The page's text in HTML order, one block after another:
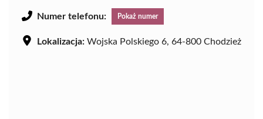
Numer telefonu: Pokaż numer
Lokalizacja: Wojska Polskiego 6, 64-800 Chodzież